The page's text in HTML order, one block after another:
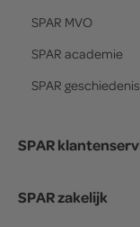
SPAR MVO
SPAR academie
SPAR geschiedenis
SPAR
SPAR zakelijk